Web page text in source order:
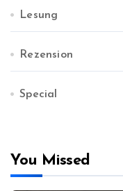
Lesung
Rezension
Special
You Missed